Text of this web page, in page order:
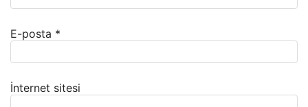
E-posta *
İnternet sitesi